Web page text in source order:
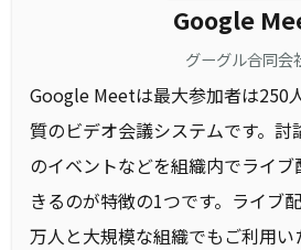
Google
グーグル合同会
Google Meetは最大参加者は250
質のビデオ会議システムです。
のイベントなどを組織内でライ
きるのが特徴の1つです。ライブ
万人と大規模な組織でもご利用い